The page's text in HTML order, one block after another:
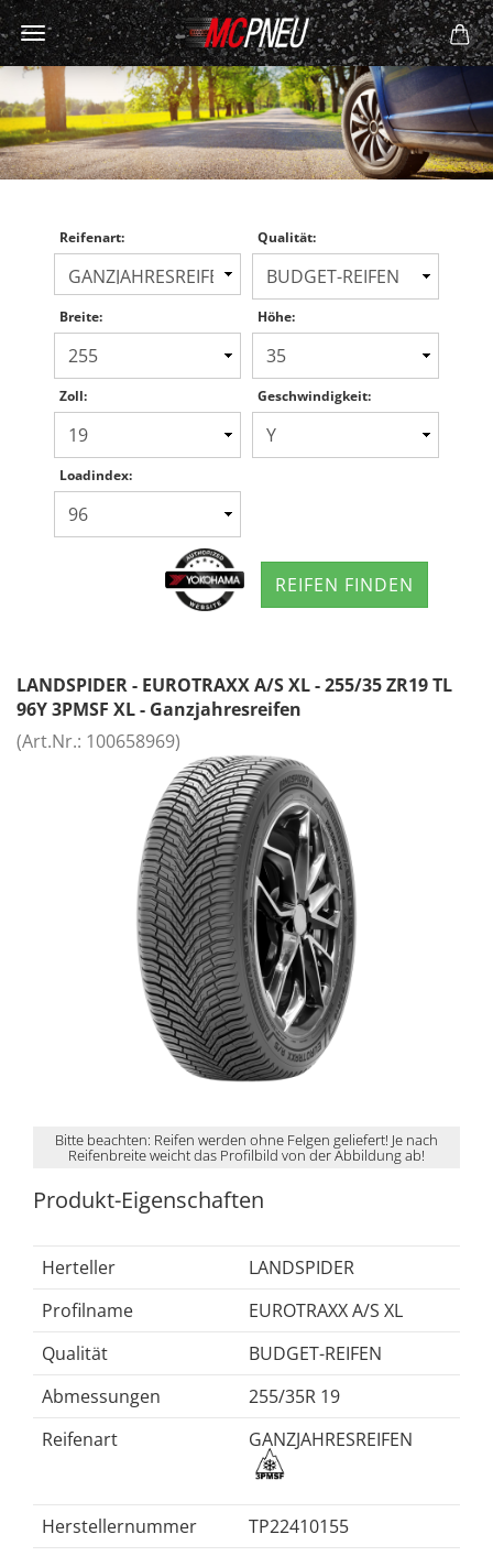
Reifenart: Qualität:
Breite: Höhe:
Zoll: Geschwindigkeit:
Loadindex:
REIFEN FINDEN
LANDSPIDER - EUROTRAXX A/S XL - 255/35 ZR19 TL
96Y 3PMSF XL - Ganzjahresreifen
(Art.Nr.: 100658969)
Bitte beachten: Reifen werden ohne Felgen geliefert! Je nach
Reifenbreite weicht das Profilbild von der Abbildung ab!
Produkt-Eigenschaften
Herteller
LANDSPIDER
Profilname
EUROTRAXX A/S XL
Qualität
BUDGET-REIFEN
Abmessungen
255/35R 19
Reifenart
GANZJAHRESREIFEN
Herstellernummer
TP22410155